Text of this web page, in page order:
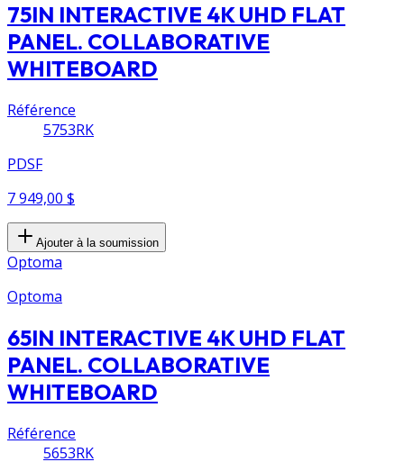
75IN INTERACTIVE 4K UHD FLAT
PANEL. COLLABORATIVE
WHITEBOARD
Référence
5753RK
PDSF
7 949,00 $
Ajouter à la soumission
Optoma
Optoma
65IN INTERACTIVE 4K UHD FLAT
PANEL. COLLABORATIVE
WHITEBOARD
Référence
5653RK